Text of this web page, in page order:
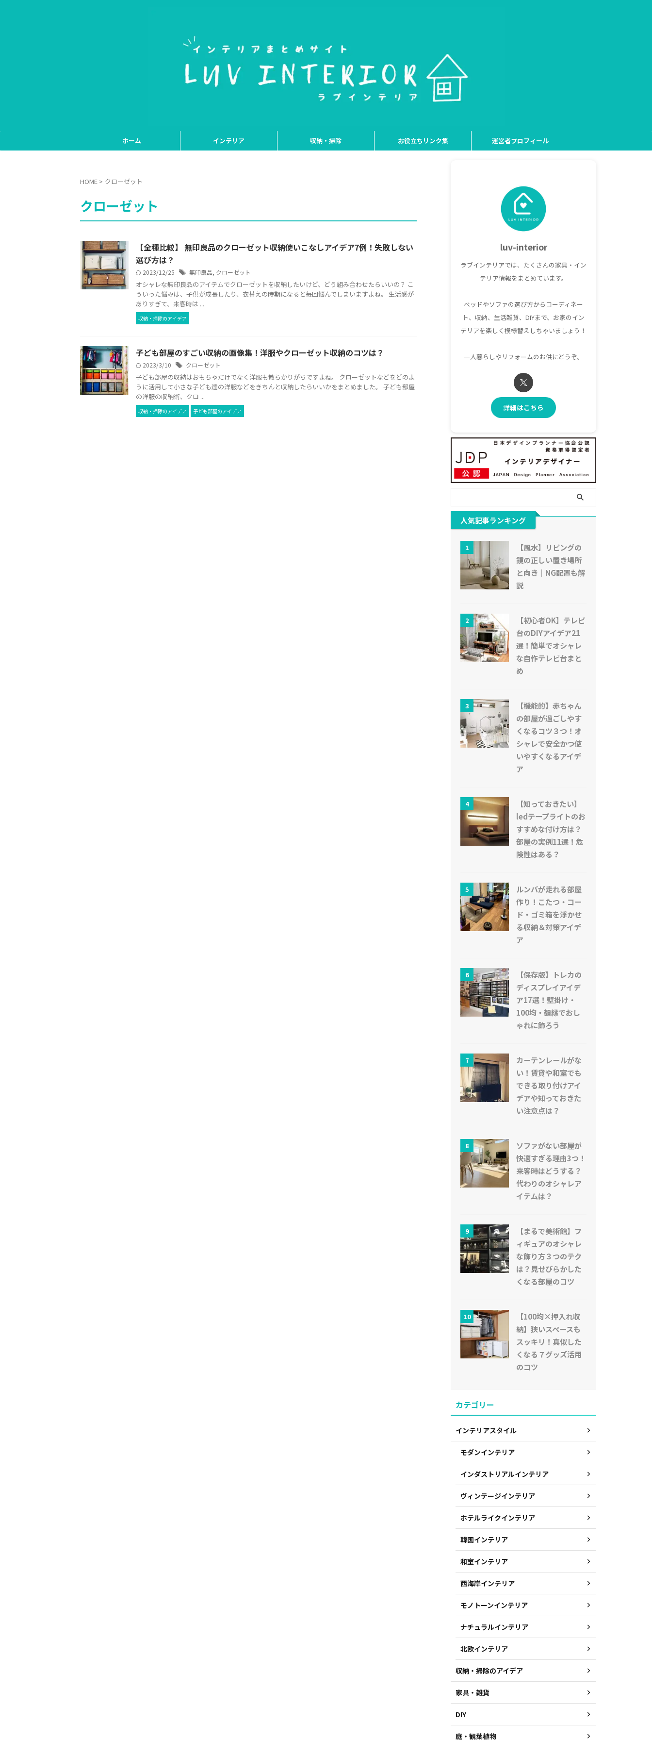
ホーム インテリア 収納・掃除 お役立ちリンク集 運営者プロフィール
HOME > クローゼット
クローゼット
【全種比較】 無印良品のクローゼット収納使いこなしアイデア7例！失敗しない
選び方は？
2023/12/25 無印良品, クローゼット
オシャレな無印良品のアイテムでクローゼットを収納したいけど、どう組み合わせたらいいの？ こ
ういった悩みは、子供が成長したり、衣替えの時期になると毎回悩んでしまいますよね。 生活感が
ありすぎて、来客時は ...
収納・掃除のアイデア
子ども部屋のすごい収納の画像集！洋服やクローゼット収納のコツは？
2023/3/10 クローゼット
子ども部屋の収納はおもちゃだけでなく洋服も散らかりがちですよね。 クローゼットなどをどのよ
うに活用して小さな子ども達の洋服などをきちんと収納したらいいかをまとめました。 子ども部屋
の洋服の収納術、クロ ...
収納・掃除のアイデア 子ども部屋のアイデア
luv-interior
ラブインテリアでは、たくさんの家具・イン
テリア情報をまとめています。
ベッドやソファの選び方からコーディネー
ト、収納、生活雑貨、DIYまで、お家のイン
テリアを楽しく模様替えしちゃいましょう！
一人暮らしやリフォームのお供にどうぞ。
詳細はこちら
人気記事ランキング
1
【風水】リビングの
鏡の正しい置き場所
と向き｜NG配置も解
説
2
【初心者OK】テレビ
台のDIYアイデア21
選！簡単でオシャレ
な自作テレビ台まと
め
3
【機能的】赤ちゃん
の部屋が過ごしやす
くなるコツ３つ！オ
シャレで安全かつ使
いやすくなるアイデ
ア
4
【知っておきたい】
ledテープライトのお
すすめな付け方は？
部屋の実例11選！危
険性はある？
5
ルンバが走れる部屋
作り！こたつ・コー
ド・ゴミ箱を浮かせ
る収納＆対策アイデ
ア
6
【保存版】トレカの
ディスプレイアイデ
ア17選！壁掛け・
100均・額縁でおし
ゃれに飾ろう
7
カーテンレールがな
い！賃貸や和室でも
できる取り付けアイ
デアや知っておきた
い注意点は？
8
ソファがない部屋が
快適すぎる理由3つ！
来客時はどうする？
代わりのオシャレア
イテムは？
9
【まるで美術館】フ
ィギュアのオシャレ
な飾り方３つのテク
は？見せびらかした
くなる部屋のコツ
10
【100均×押入れ収
納】狭いスペースも
スッキリ！真似した
くなる７グッズ活用
のコツ
カテゴリー
インテリアスタイル
モダンインテリア
インダストリアルインテリア
ヴィンテージインテリア
ホテルライクインテリア
韓国インテリア
和室インテリア
西海岸インテリア
モノトーンインテリア
ナチュラルインテリア
北欧インテリア
収納・掃除のアイデア
家具・雑貨
DIY
庭・観葉植物